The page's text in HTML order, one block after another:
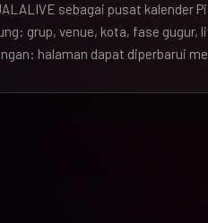
sebagai pusat kalender
grup, venue, kota, fase
halaman dapat diperbarui